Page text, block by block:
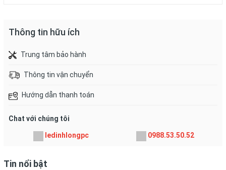
Thông tin hữu ích
Trung tâm bảo hành
Thông tin vận chuyển
Hướng dẫn thanh toán
Chat với chúng tôi
ledinhlongpc 0988.53.50.52
Tin nổi bật